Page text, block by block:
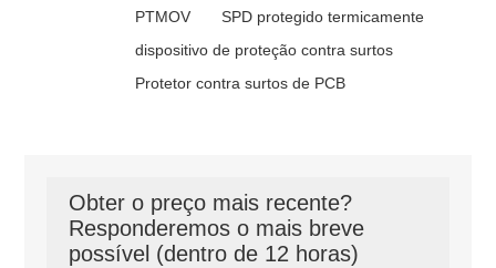
PTMOV
SPD protegido termicamente
dispositivo de proteção contra surtos
Protetor contra surtos de PCB
Obter o preço mais recente?
Responderemos o mais breve
possível (dentro de 12 horas)